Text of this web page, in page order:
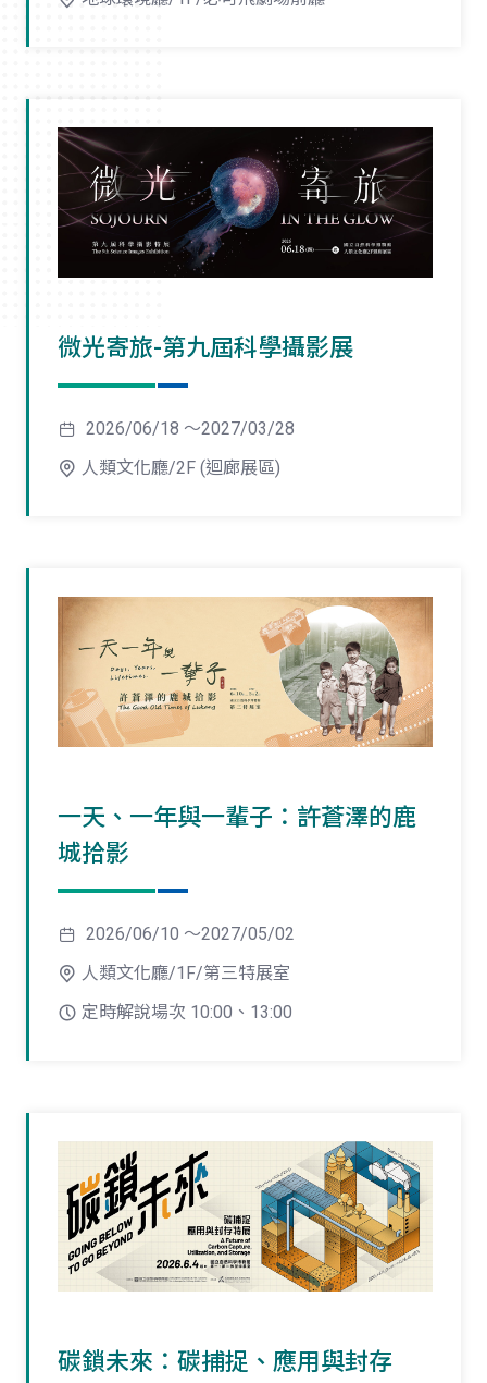
微光寄旅-第九屆科學攝影展
2026/06/18 ～2027/03/28
人類文化廳/2F (迴廊展區)
一天、一年與一輩子：許蒼澤的鹿
城拾影
2026/06/10 ～2027/05/02
人類文化廳/1F/第三特展室
定時解說場次 10:00、13:00
碳鎖未來：碳捕捉、應用與封存